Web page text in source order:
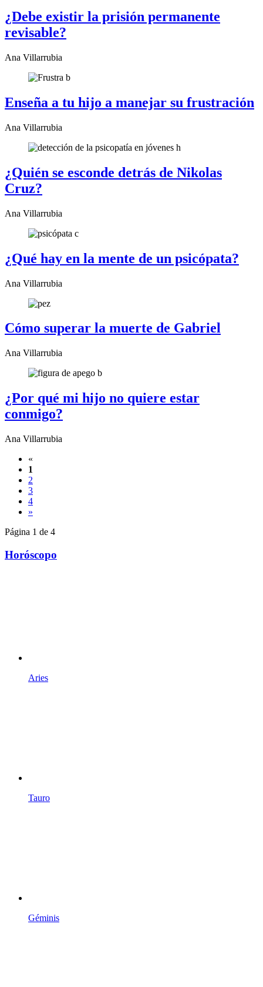
¿Debe existir la prisión permanente
revisable?
Ana Villarrubia
Enseña a tu hijo a manejar su frustración
Ana Villarrubia
¿Quién se esconde detrás de Nikolas
Cruz?
Ana Villarrubia
¿Qué hay en la mente de un psicópata?
Ana Villarrubia
Cómo superar la muerte de Gabriel
Ana Villarrubia
¿Por qué mi hijo no quiere estar
conmigo?
Ana Villarrubia
«
1
2
3
4
»
Página 1 de 4
Horóscopo
Aries
Tauro
Géminis